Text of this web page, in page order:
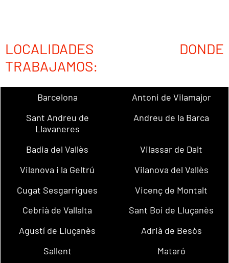
LOCALIDADES DONDE
TRABAJAMOS:
Barcelona
Antoni de Vilamajor
Sant Andreu de
Llavaneres
Andreu de la Barca
Badia del Vallès
Vilassar de Dalt
Vilanova i la Geltrú
Vilanova del Vallès
Cugat Sesgarrigues
Vicenç de Montalt
Cebrià de Vallalta
Sant Boi de Lluçanès
Agustí de Lluçanès
Adrià de Besòs
Sallent
Mataró